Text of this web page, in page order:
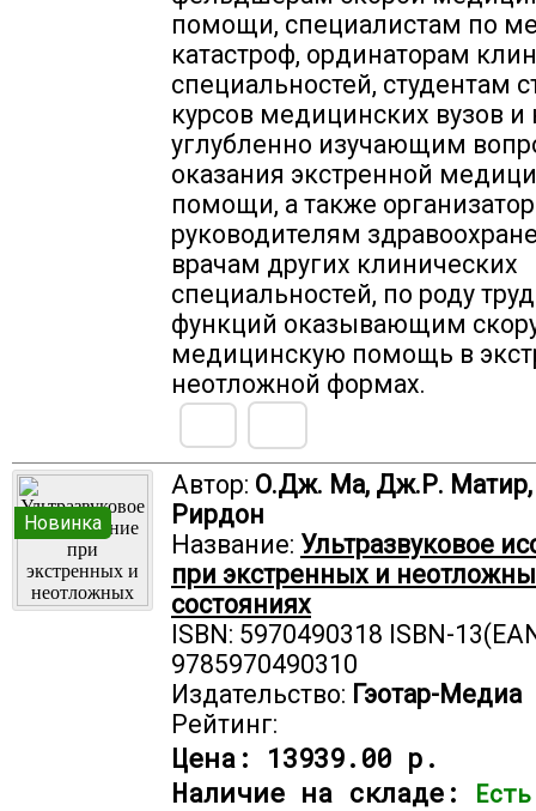
помощи, специалистам по
катастроф, ординаторам
специальностей, студентам
курсов медицинских вузов
углубленно изучающим
оказания экстренной
помощи, а также
руководителям
врачам других клинических
специальностей, по роду
функций оказывающим
медицинскую помощь в
неотложной формах.
Новинка
Автор: О.Дж. Ма, Дж.Р.
Рирдон
Название: Ультразвуковое
при экстренных и
состояниях
ISBN: 5970490318 ISBN-
9785970490310
Издательство: Гэотар-Медиа
Рейтинг:
Цена: 13939.00 р.
Наличие на складе: